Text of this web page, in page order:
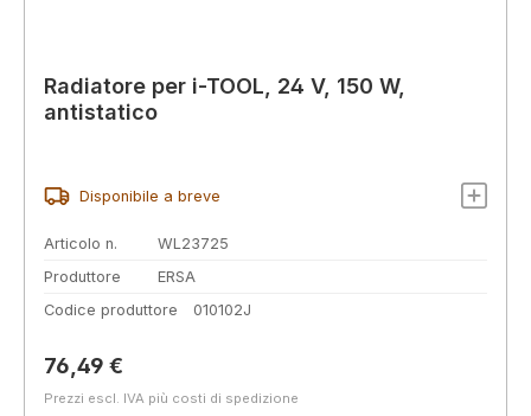
Radiatore per i-TOOL, 24 V, 150 W,
antistatico
Disponibile a breve
Articolo n.
WL23725
Produttore
ERSA
Codice produttore
010102J
Prezzo normale:
76,49 €
Prezzi escl. IVA più costi di spedizione